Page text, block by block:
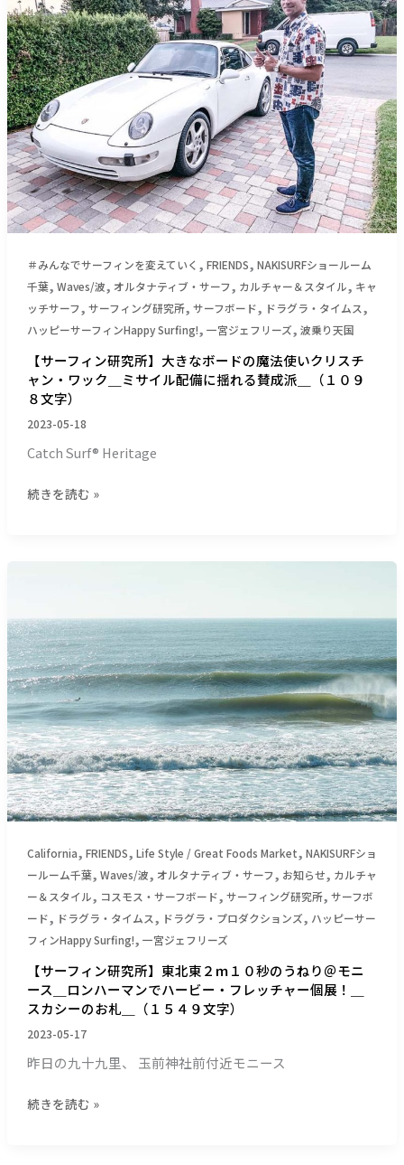
＃みんなでサーフィンを変えていく , FRIENDS, NAKISURFショールーム
千葉, Waves/波, オルタナティブ・サーフ, カルチャー＆スタイル, キャ
ッチサーフ, サーフィング研究所, サーフボード, ドラグラ・タイムス,
ハッピーサーフィンHappy Surfing!, 一宮ジェフリーズ, 波乗り天国
【サーフィン研究所】大きなボードの魔法使いクリスチ
ャン・ワック＿ミサイル配備に揺れる賛成派＿（１０９
８文字）
2023-05-18
Catch Surf® Heritage
ィ
ン
研
究
所】
大
き
な
ボ
ー
ド
魔
法
使
い
リ
ス
チ
ャ
ン・
ッ
ル
配
備
に
揺
れ
る
賛
成
派
＿
字）
続きを読む »
California, FRIENDS, Life Style / Great Foods Market, NAKISURFショ
ールーム千葉, Waves/波, オルタナティブ・サーフ, お知らせ, カルチャ
ー＆スタイル, コスモス・サーフボード, サーフィング研究所, サーフボ
ード, ドラグラ・タイムス, ドラグラ・プロダクションズ, ハッピーサー
フィンHappy Surfing!, 一宮ジェフリーズ
【サーフィン研究所】東北東２ｍ１０秒のうねり＠モニ
ース＿ロンハーマンでハービー・フレッチャー個展！＿
スカシーのお札＿（１５４９文字）
2023-05-17
昨日の九十九里、 玉前神社前付近モニース
ィ
ン
研
究
所】
東
北
東
２
ｍ
０
秒
の
う
ね
り
＠
モ
ニ
ス
ロ
続きを読む »